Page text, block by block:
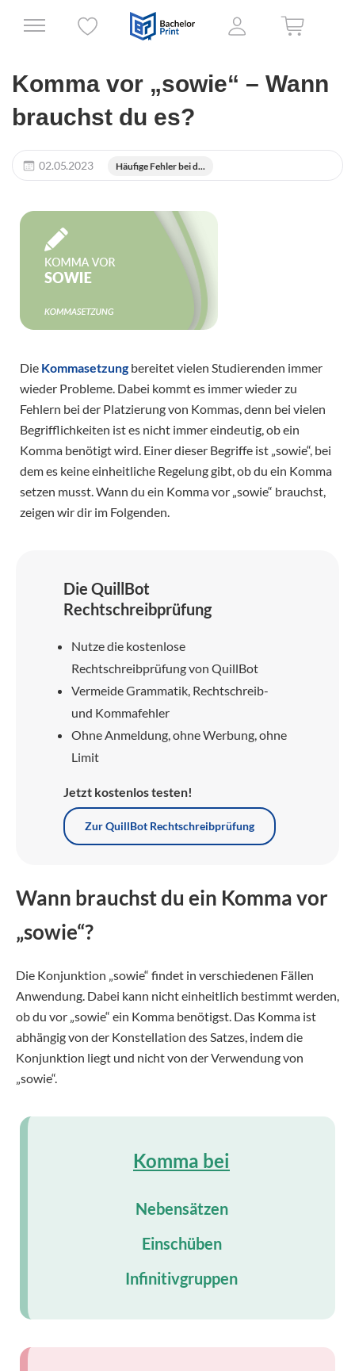
Komma vor „sowie“ – Wann
brauchst du es?
02.05.2023 Häufige Fehler bei d...
Die Kommasetzung bereitet vielen Studierenden immer
wieder Probleme. Dabei kommt es immer wieder zu
Fehlern bei der Platzierung von Kommas, denn bei vielen
Begrifflichkeiten ist es nicht immer eindeutig, ob ein
Komma benötigt wird. Einer dieser Begriffe ist „sowie“, bei
dem es keine einheitliche Regelung gibt, ob du ein Komma
setzen musst. Wann du ein Komma vor „sowie“ brauchst,
zeigen wir dir im Folgenden.
Die QuillBot
Rechtschreibprüfung
Nutze die kostenlose
Rechtschreibprüfung von QuillBot
Vermeide Grammatik, Rechtschreib-
und Kommafehler
Ohne Anmeldung, ohne Werbung, ohne
Limit
Jetzt kostenlos testen!
Zur QuillBot Rechtschreibprüfung
Wann brauchst du ein Komma vor
„sowie“?
Die Konjunktion „sowie“ findet in verschiedenen Fällen
Anwendung. Dabei kann nicht einheitlich bestimmt werden,
ob du vor „sowie“ ein Komma benötigst. Das Komma ist
abhängig von der Konstellation des Satzes, indem die
Konjunktion liegt und nicht von der Verwendung von
„sowie“.
Komma bei
Nebensätzen
Einschüben
Infinitivgruppen